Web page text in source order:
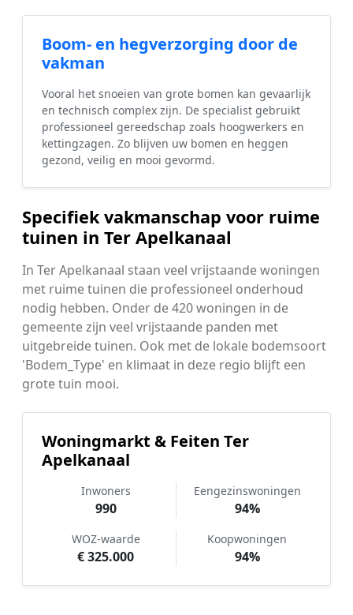
Boom- en hegverzorging door de
vakman
Vooral het snoeien van grote bomen kan gevaarlijk
en technisch complex zijn. De specialist gebruikt
professioneel gereedschap zoals hoogwerkers en
kettingzagen. Zo blijven uw bomen en heggen
gezond, veilig en mooi gevormd.
Specifiek vakmanschap voor ruime
tuinen in Ter Apelkanaal
In Ter Apelkanaal staan veel vrijstaande woningen
met ruime tuinen die professioneel onderhoud
nodig hebben. Onder de 420 woningen in de
gemeente zijn veel vrijstaande panden met
uitgebreide tuinen. Ook met de lokale bodemsoort
'Bodem_Type' en klimaat in deze regio blijft een
grote tuin mooi.
Woningmarkt & Feiten Ter
Apelkanaal
Inwoners
990
Eengezinswoningen
94%
WOZ-waarde
€ 325.000
Koopwoningen
94%